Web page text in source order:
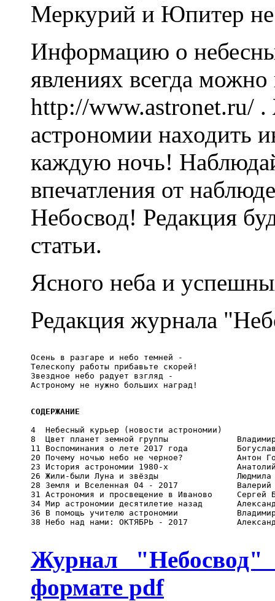
Меркурий и Юпитер
Информацию о
явлениях всегда
http://www.astronet.ru/
астрономии находить
каждую ночь!
впечатления от
Небосвод! Редакция
статьи.
Ясного неба и
Редакция журнала
Осень в разгаре и небо темней -
Телескопу работы прибавьте скорей!
Звездное небо радует взгляд -
СОДЕРЖАНИЕ
4  Небесный курьер (новости астрономии)
8  Цвет планет земной группы
11 Воспоминания о лете 2017 года
20 Почему ночью небо не черное?           Антон
23 История астрономии 1980-х
26 Жили-были Луна и звёзды                Людмила
28 Земля и Вселенная 04 - 2017
31 Астрономия и просвещение в Иваново
34 Мир астрономии десятилетие назад
36 В помощь учителю астрономии
38 Небо над нами: ОКТЯБРЬ - 2017
Журнал
формате pdf